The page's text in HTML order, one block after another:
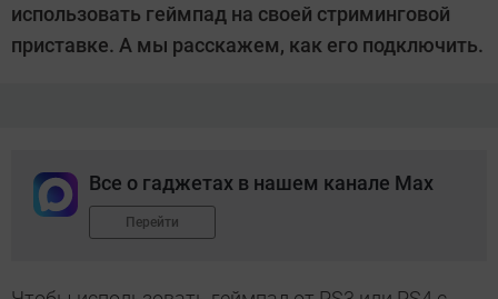
использовать геймпад на своей стриминговой
приставке. А мы расскажем, как его подключить.
Все о гаджетах в нашем канале Max
Перейти